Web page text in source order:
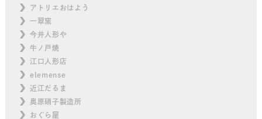
アトリエおはよう
一翠窯
今井人形や
牛ノ戸焼
江口人形店
elemense
近江だるま
奥原硝子製造所
おぐら屋